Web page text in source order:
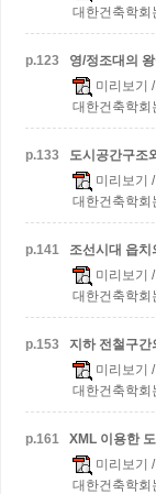
대한건축학회
p.123
영/정조대의
미리보기 /
대한건축학회
p.133
도시공간구조
미리보기 /
대한건축학회
p.141 조선시대 읍
미리보기 /
대한건축학회
p.153
지하 전철구간
미리보기 /
대한건축학회
p.161
XML 이용한
미리보기 /
대한건축학회